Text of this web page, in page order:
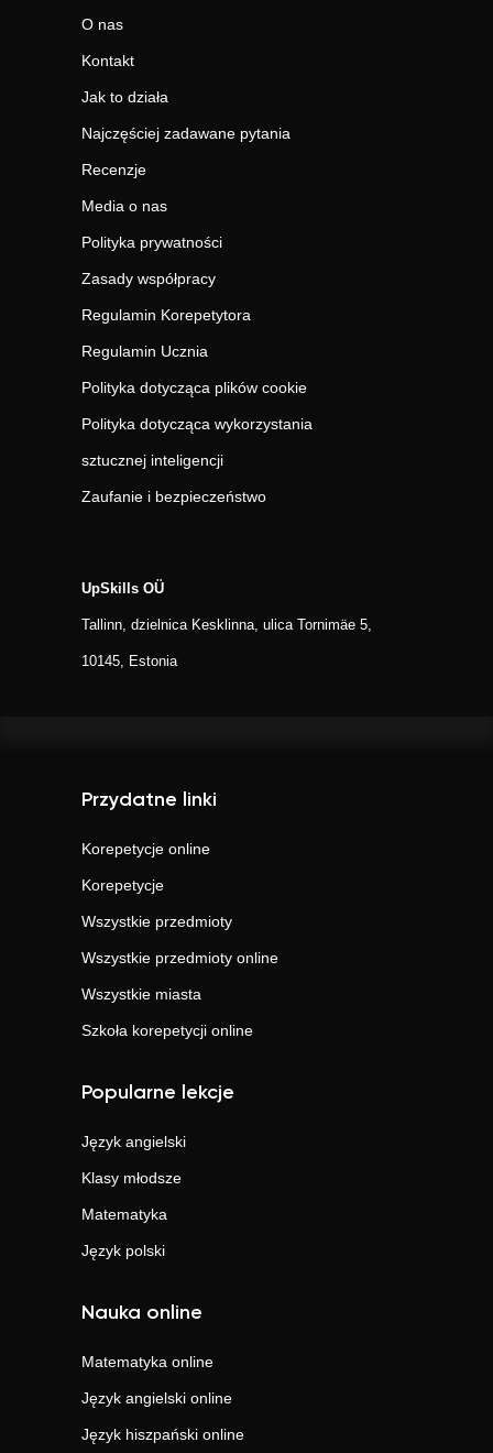
O nas
Kontakt
Jak to działa
Najczęściej zadawane pytania
Recenzje
Media o nas
Polityka prywatności
Zasady współpracy
Regulamin Korepetytora
Regulamin Ucznia
Polityka dotycząca plików cookie
Polityka dotycząca wykorzystania
sztucznej inteligencji
Zaufanie i bezpieczeństwo
UpSkills OÜ
Tallinn, dzielnica Kesklinna, ulica Tornimäe 5,
10145, Estonia
Przydatne linki
Korepetycje online
Korepetycje
Wszystkie przedmioty
Wszystkie przedmioty online
Wszystkie miasta
Szkoła korepetycji online
Popularne lekcje
Język angielski
Klasy młodsze
Matematyka
Język polski
Nauka online
Matematyka online
Język angielski online
Język hiszpański online